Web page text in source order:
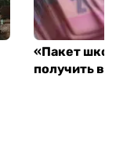
«Пакет
получить